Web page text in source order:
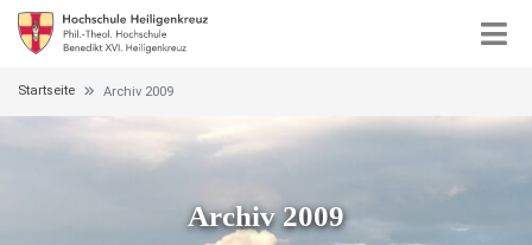
Startseite Archiv 2009
Archiv 2009